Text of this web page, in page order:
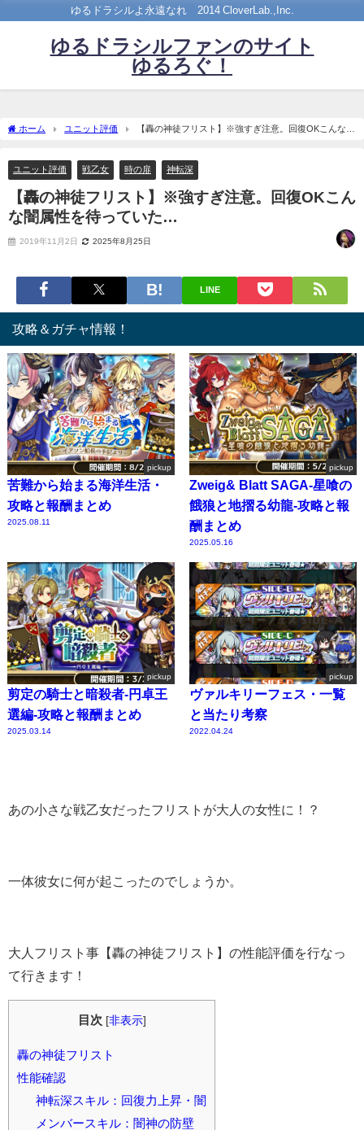
ゆるドラシルよ永遠なれ©2014 CloverLab.,Inc.
ゆるドラシルファンのサイト
ゆるろぐ！
ホーム ユニット評価
【轟の神徒フリスト】※強すぎ注意。回復OKこんな闇
ユニット評価 戦乙女 時の扉 神転深
【轟の神徒フリスト】※強すぎ注意。回復OKこん
な闇属性を待っていた…
2019年11月2日 2025年8月25日
LINE
攻略＆ガチャ情報！
pickup
苦難から始まる海洋生活・
攻略と報酬まとめ
2025.08.11
pickup
Zweig& Blatt SAGA-星喰の
餓狼と地摺る幼龍-攻略と報
酬まとめ
2025.05.16
pickup
剪定の騎士と暗殺者-円卓王
選編-攻略と報酬まとめ
2025.03.14
pickup
ヴァルキリーフェス・一覧
と当たり考察
2022.04.24
あの小さな戦乙女だったフリストが大人の女性に！？
一体彼女に何が起こったのでしょうか。
大人フリスト事【轟の神徒フリスト】の性能評価を行なっ
て行きます！
目次 [非表示]
轟の神徒フリスト
性能確認
神転深スキル：回復力上昇・闇
メンバースキル：闇神の防壁